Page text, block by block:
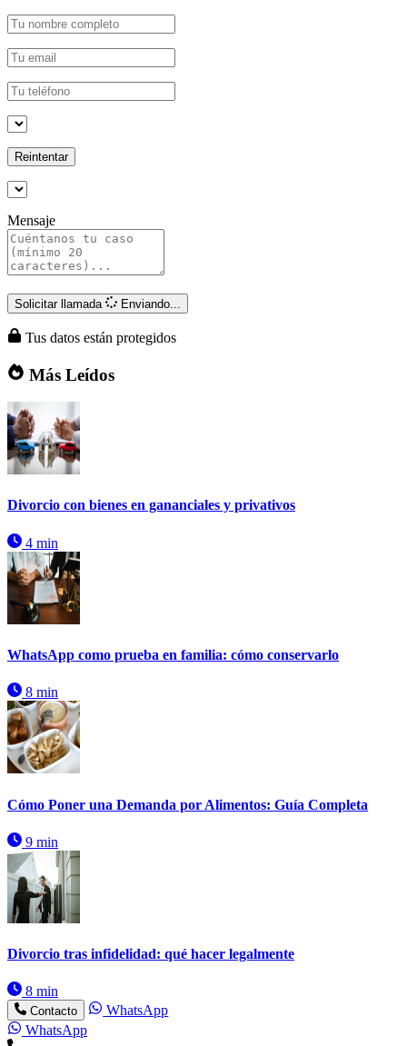
Reintentar
Mensaje
Solicitar llamada Enviando...
Tus datos están protegidos
Más Leídos
Divorcio con bienes en gananciales y privativos
4 min
WhatsApp como prueba en familia: cómo conservarlo
8 min
Cómo Poner una Demanda por Alimentos: Guía Completa
9 min
Divorcio tras infidelidad: qué hacer legalmente
8 min
Contacto
WhatsApp
WhatsApp